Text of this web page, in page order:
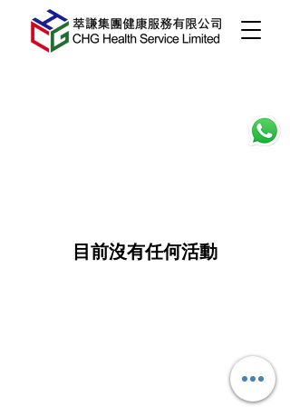
目前沒有任何活動